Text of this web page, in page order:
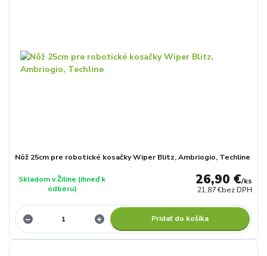
Nôž 25cm pre robotické kosačky Wiper Blitz, Ambriogio, Techline
26,90 €/ks
21,87 €bez DPH
Skladom v Žiline (ihneď k
odberu)
Pridať do košíka